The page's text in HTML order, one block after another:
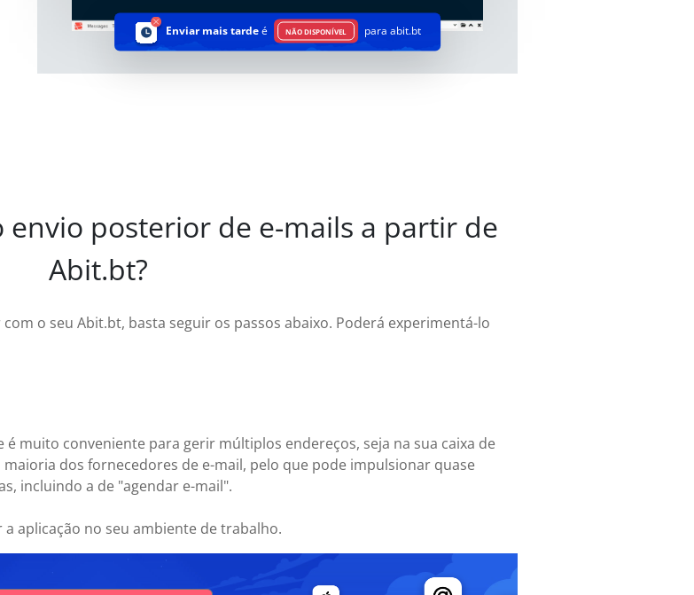
Enviar mais tardeé NÃO DISPONÍVEL para abit.bt
envio posterior de e-mails a partir de
Abit.bt?
o seu Abit.bt, basta seguir os passos abaixo. Poderá experimentá-lo
muito conveniente para gerir múltiplos endereços, seja na sua caixa de
dos fornecedores de e-mail, pelo que pode impulsionar quase
incluindo a de "agendar e-mail".
a aplicação no seu ambiente de trabalho.